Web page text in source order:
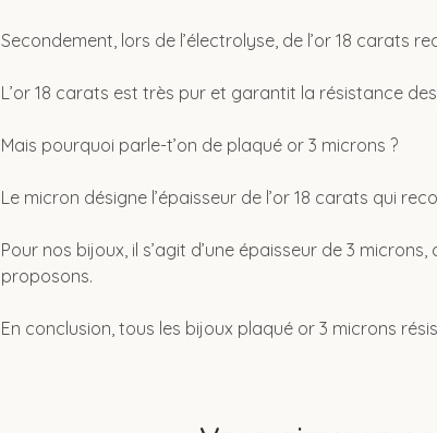
Secondement, lors de l’électrolyse, de l’or 18 carats
L’or 18 carats est très pur et garantit la résistance
Mais pourquoi parle-t’on de plaqué or 3 microns ?
Le micron désigne l’épaisseur de l’or 18 carats qui
Pour nos bijoux, il s’agit d’une épaisseur de 3
proposons.
En conclusion, tous les bijoux plaqué or 3 microns